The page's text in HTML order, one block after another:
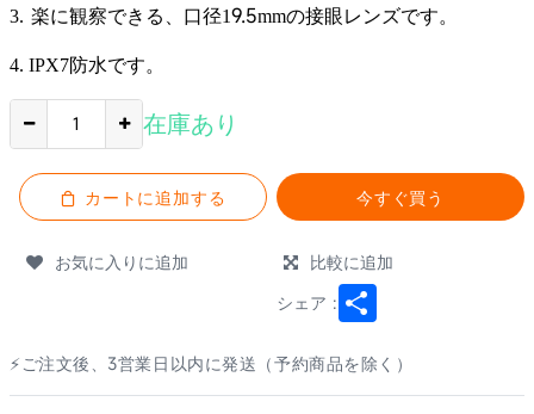
3. 楽に観察できる、口径19.5mmの接眼レンズです。
4. IPX7防水です。
在庫あり
カートに追加する 今すぐ買う
お気に入りに追加
比較に追加
シェア :
⚡ご注文後、3営業日以内に発送（予約商品を除く）